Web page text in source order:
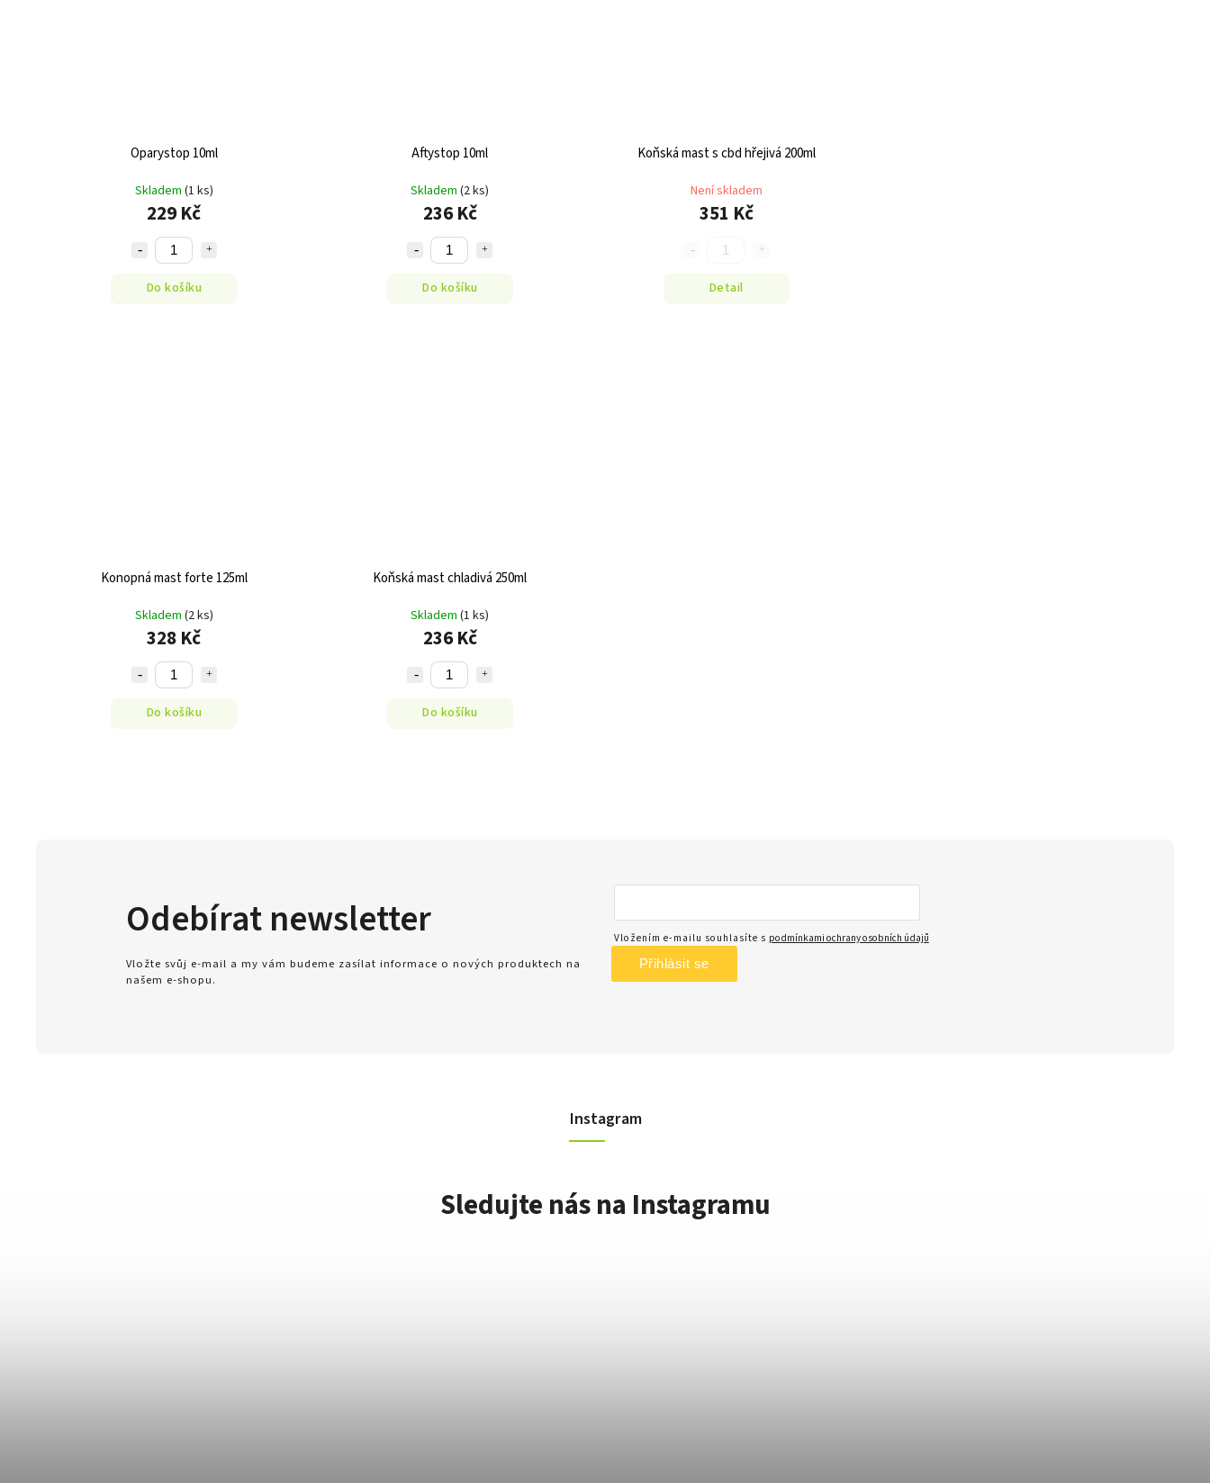
Oparystop 10ml
Skladem (1 ks)
229 Kč
Do košíku
Aftystop 10ml
Skladem(2 ks)
236 Kč
Do košíku
Koňská mast s cbd hřejivá 200ml
Není skladem
351 Kč
Detail
Konopná mast forte 125ml
Skladem (2 ks)
328 Kč
Do košíku
Koňská mast chladivá 250ml
Skladem(1 ks)
236 Kč
Do košíku
Instagram
Sledujte nás na Instagramu
Odebírat newsletter
Vložte svůj e-mail a my vám budeme zasílat informace o nových produktech na
našem e-shopu.
Vložením e-mailu souhlasíte s podmínkami ochrany osobních údajů
Přihlásit se